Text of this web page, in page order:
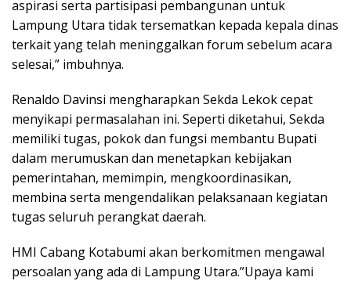
aspirasi serta partisipasi pembangunan untuk
Lampung Utara tidak tersematkan kepada kepala dinas
terkait yang telah meninggalkan forum sebelum acara
selesai,” imbuhnya.
Renaldo Davinsi mengharapkan Sekda Lekok cepat
menyikapi permasalahan ini. Seperti diketahui, Sekda
memiliki tugas, pokok dan fungsi membantu Bupati
dalam merumuskan dan menetapkan kebijakan
pemerintahan, memimpin, mengkoordinasikan,
membina serta mengendalikan pelaksanaan kegiatan
tugas seluruh perangkat daerah.
HMI Cabang Kotabumi akan berkomitmen mengawal
persoalan yang ada di Lampung Utara.”Upaya kami